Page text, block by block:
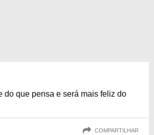
do que pensa e será mais feliz do
COMPARTILHAR